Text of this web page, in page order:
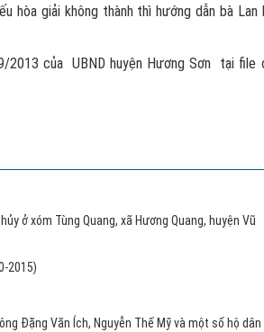
hòa giải không thành thì hướng dẫn bà Lan
2013 của UBND huyện Hương Sơn tại file
ở xóm Tùng Quang, xã Hương Quang, huyện Vũ
2015)
Đặng Văn Ích, Nguyễn Thế Mỹ và một số hộ dân